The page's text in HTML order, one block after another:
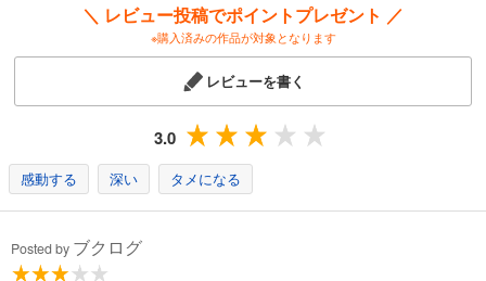
＼ レビュー投稿でポイントプレゼント ／
※購入済みの作品が対象となります
レビューを書く
3.0
感動する 深い タメになる
Posted by ブクログ